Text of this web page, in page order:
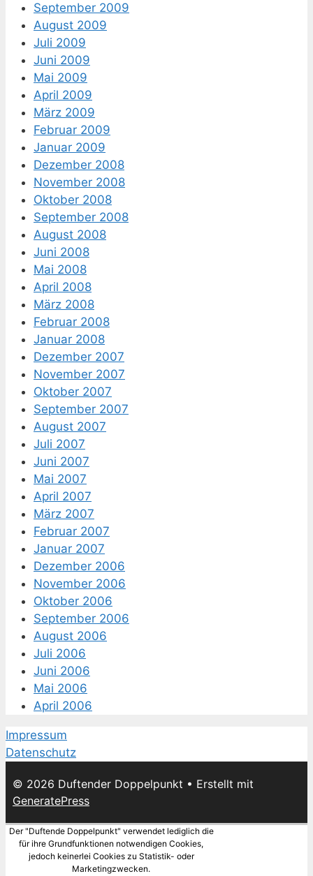
September 2009
August 2009
Juli 2009
Juni 2009
Mai 2009
April 2009
März 2009
Februar 2009
Januar 2009
Dezember 2008
November 2008
Oktober 2008
September 2008
August 2008
Juni 2008
Mai 2008
April 2008
März 2008
Februar 2008
Januar 2008
Dezember 2007
November 2007
Oktober 2007
September 2007
August 2007
Juli 2007
Juni 2007
Mai 2007
April 2007
März 2007
Februar 2007
Januar 2007
Dezember 2006
November 2006
Oktober 2006
September 2006
August 2006
Juli 2006
Juni 2006
Mai 2006
April 2006
Impressum
Datenschutz
© 2026 Duftender Doppelpunkt • Erstellt mit
GeneratePress
Der "Duftende Doppelpunkt" verwendet lediglich die
für ihre Grundfunktionen notwendigen Cookies,
jedoch keinerlei Cookies zu Statistik- oder
Marketingzwecken.